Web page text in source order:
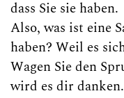
dass Sie sie haben.
Also, was ist eine
haben? Weil es
Wagen Sie den
wird es dir danken.